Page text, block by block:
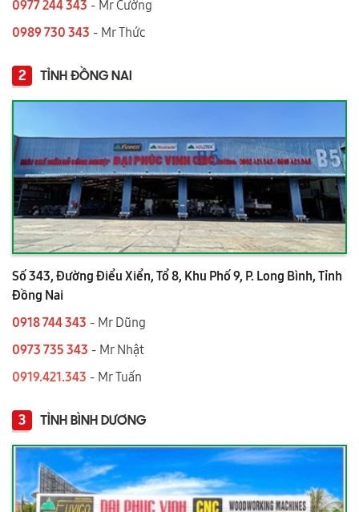
0977 244 343 - Mr Cường
0989 730 343 - Mr Thức
2 TỈNH ĐỒNG NAI
Số 343, Đường Điểu Xiển, Tổ 8, Khu Phố 9, P. Long Bình, Tỉnh
Đồng Nai
0918 744 343 - Mr Dũng
0973 735 343 - Mr Nhật
0919.421.343 ​​​​​​ - Mr Tuấn
3 TỈNH BÌNH DƯƠNG